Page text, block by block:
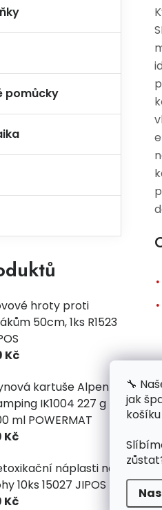
🔧
jak
pomůcky
hroty proti
50cm, 1ks R1523
Kč
kartuše Alpen
IK1004 227 g
ml POWERMAT
Kč
náplasti na
10ks 15027 JIPOS
Kč